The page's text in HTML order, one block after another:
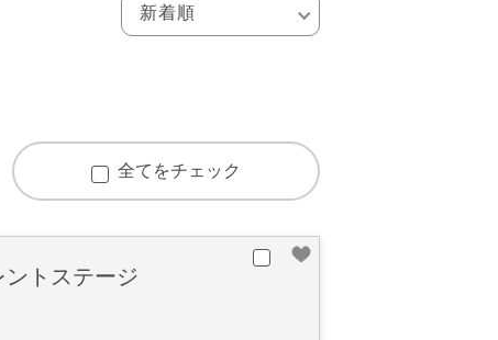
全てをチェック
トステージ